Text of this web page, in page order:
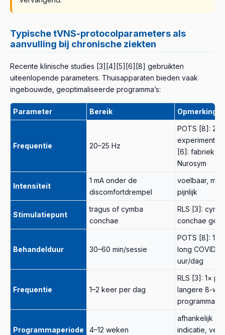
Typische tVNS-protocolparameters als
aanvulling bij chronische ziekten
Recente klinische studies [3][4][5][6][8] gebruikten
uiteenlopende parameters. Thuisapparaten bieden vaak
ingebouwde, geoptimaliseerde programma’s:
Parameter Bereik Opmerking
Frequentie 20–25 Hz
POTS [8]: 20
[6]:
Nurosym
Intensiteit
1 mA onder de
discomfortdrempel
voelbaar,
pijnlijk
Stimulatiepunt
tragus of cymba
conchae
RLS [3]:
conchae
Behandelduur 30–60 min/sessie
POTS [8]: 1
long COVID
uur/dag
Frequentie 1–2 keer per dag
RLS [3]: 1×
langere 8-
programma
Programmaperiode 4–12 weken
afhankelijk
indicatie,